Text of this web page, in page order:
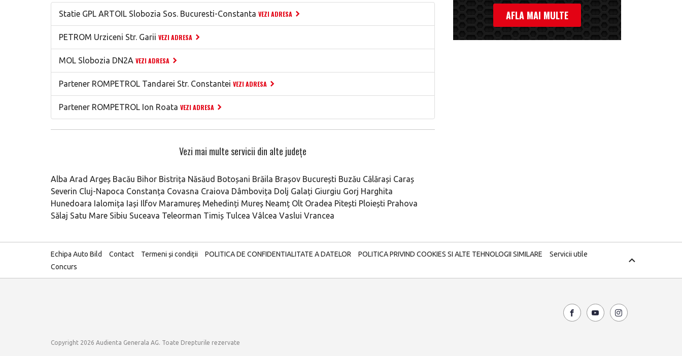
Statie GPL ARTOIL Slobozia Sos. Bucuresti-Constanta VEZI ADRESA
PETROM Urziceni Str. Garii VEZI ADRESA
MOL Slobozia DN2A VEZI ADRESA
Partener ROMPETROL Tandarei Str. Constantei VEZI ADRESA
Partener ROMPETROL Ion Roata VEZI ADRESA
Vezi mai multe servicii din alte județe
Alba Arad Argeș Bacău Bihor Bistrița Năsăud Botoșani Brăila Brașov București Buzău Călărași Caraș
Severin Cluj-Napoca Constanța Covasna Craiova Dâmbovița Dolj Galați Giurgiu Gorj Harghita
Hunedoara Ialomița Iași Ilfov Maramureș Mehedinți Mureș Neamț Olt Oradea Pitești Ploiești Prahova
Sălaj Satu Mare Sibiu Suceava Teleorman Timiș Tulcea Vâlcea Vaslui Vrancea
AFLA MAI MULTE
Echipa Auto Bild Contact Termeni și condiții POLITICA DE CONFIDENTIALITATE A DATELOR POLITICA PRIVIND COOKIES SI ALTE TEHNOLOGII SIMILARE
Servicii utile
Concurs
Copyright 2026 Audienta Generala AG. Toate Drepturile rezervate